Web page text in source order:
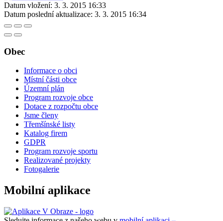
Datum vložení: 3. 3. 2015 16:33
Datum poslední aktualizace: 3. 3. 2015 16:34
Obec
Informace o obci
Místní části obce
Územní plán
Program rozvoje obce
Dotace z rozpočtu obce
Jsme členy
Třemšínské listy
Katalog firem
GDPR
Program rozvoje sportu
Realizované projekty
Fotogalerie
Mobilní aplikace